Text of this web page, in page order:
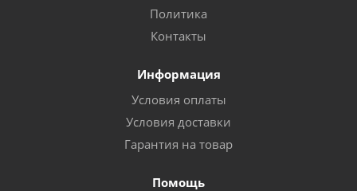
Политика
Контакты
Информация
Условия оплаты
Условия доставки
Гарантия на товар
Помощь